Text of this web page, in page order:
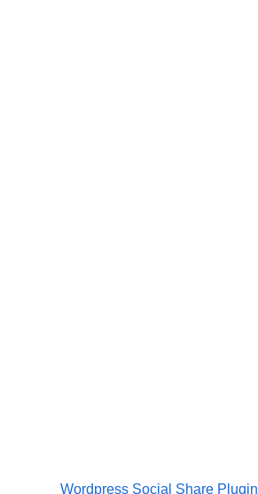
Wordpress Social Share Plugin